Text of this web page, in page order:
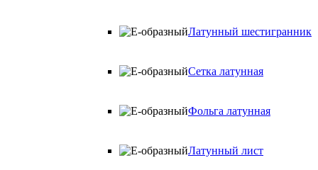
Латунный шестигранник
Сетка латунная
Фольга латунная
Латунный лист